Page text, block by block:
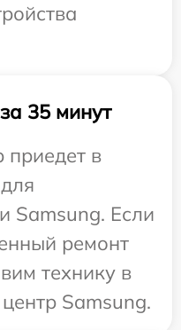
35 минут
в
Samsung. Если
ремонт
технику в
Samsung.